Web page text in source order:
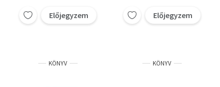
Előjegyzem Előjegyzem
KÖNYV KÖNYV